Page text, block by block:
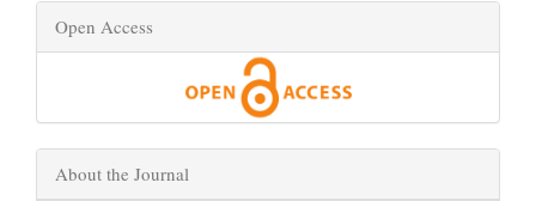
Open Access
About the Journal